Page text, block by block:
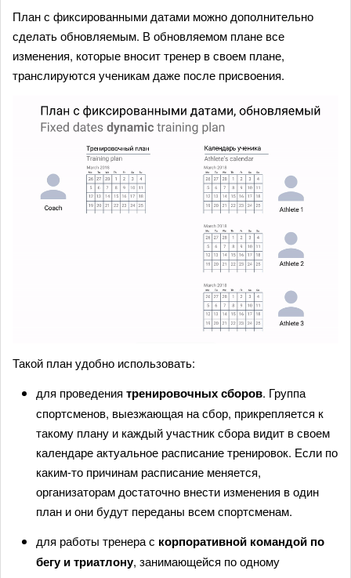
План с фиксированными датами можно дополнительно
сделать обновляемым. В обновляемом плане все
изменения, которые вносит тренер в своем плане,
транслируются ученикам даже после присвоения.
Такой план удобно использовать:
для проведения тренировочных сборов. Группа
спортсменов, выезжающая на сбор, прикрепляется к
такому плану и каждый участник сбора видит в своем
календаре актуальное расписание тренировок. Если по
каким-то причинам расписание меняется,
организаторам достаточно внести изменения в один
план и они будут переданы всем спортсменам.
для работы тренера с корпоративной командой по
бегу и триатлону, занимающейся по одному